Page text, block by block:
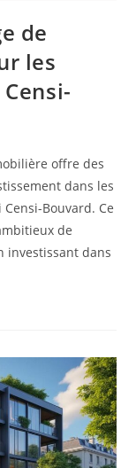
de
les
offre des
dans les
Bouvard. Ce
de
investissant dans